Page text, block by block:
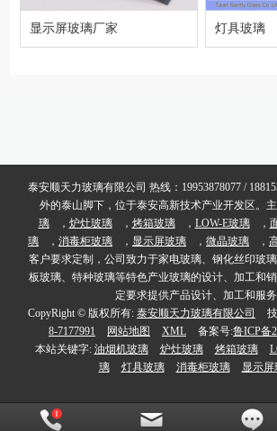
显示屏玻璃厂家 灯具玻璃
泰安顺天力玻璃有限公司 热线：19953878077 /
外的泰山脚下，位于泰安高新技术产业开发区。主
璃
， 炉灶玻璃 ， 烤箱玻璃 ， LOW-E玻璃 ，
璃
， 消毒柜玻璃 ， 显示屏玻璃 ， 微晶玻璃 ，
客户要求定制，公司致力于家电玻璃、钢化丝印玻
板玻璃、特种玻璃等特色产业玻璃的设计、加工和
定要求提供产品设计、加工和服务
CopyRight © 版权所有: 泰安顺天力玻璃有限公司
8-7177991
网站地图 XML 备案号:鲁ICP备
本站关键字: 油烟机玻璃 炉灶玻璃 烤箱玻璃
璃
灯具玻璃 消毒柜玻璃 显示屏